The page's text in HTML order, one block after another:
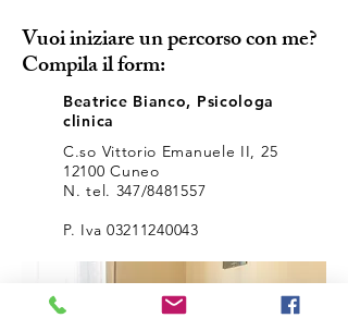
confusi..?
Vuoi iniziare un percorso con me?
Compila il form:
Beatrice Bianco, Psicologa
clinica
C.so Vittorio Emanuele II, 25
12100 Cuneo
N. tel. 347/8481557
P. Iva 03211240043